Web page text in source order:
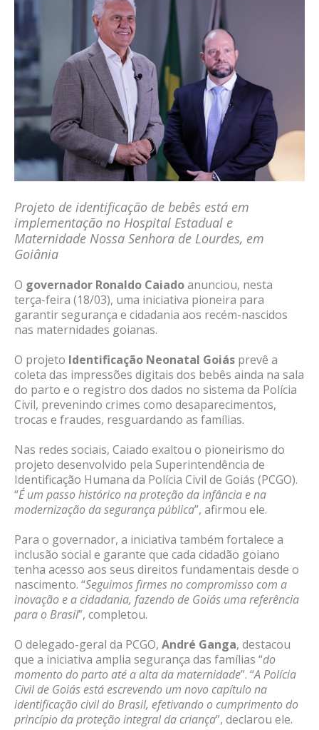
Projeto de identificação de bebês está em
implementação no Hospital Estadual e
Maternidade Nossa Senhora de Lourdes, em
Goiânia
O governador Ronaldo Caiadoanunciou, nesta
terça-feira (18/03), uma iniciativa pioneira para
garantir segurança e cidadania aos recém-nascidos
nas maternidades goianas.
O projeto Identificação Neonatal Goiás prevê a
coleta das impressões digitais dos bebês ainda na sala
do parto e o registro dos dados no sistema da Polícia
Civil, prevenindo crimes como desaparecimentos,
trocas e fraudes, resguardando as famílias.
Nas redes sociais, Caiado exaltou o pioneirismo do
projeto desenvolvido pela Superintendência de
Identificação Humana da Polícia Civil de Goiás (PCGO).
“É um passo histórico na proteção da infância e na
modernização da segurança pública”, afirmou ele.
Para o governador, a iniciativa também fortalece a
inclusão social e garante que cada cidadão goiano
tenha acesso aos seus direitos fundamentais desde o
nascimento. “Seguimos firmes no compromisso com a
inovação e a cidadania, fazendo de Goiás uma referência
para o Brasil”, completou.
O delegado-geral da PCGO, André Ganga, destacou
que a iniciativa amplia segurança das famílias “do
momento do parto até a alta da maternidade”. “A Polícia
Civil de Goiás está escrevendo um novo capítulo na
identificação civil do Brasil, efetivando o cumprimento do
princípio da proteção integral da criança”, declarou ele.